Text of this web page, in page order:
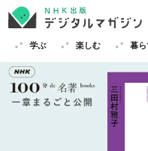
学ぶ 楽しむ 暮